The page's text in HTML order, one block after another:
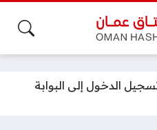
الدخول إلى البوابة